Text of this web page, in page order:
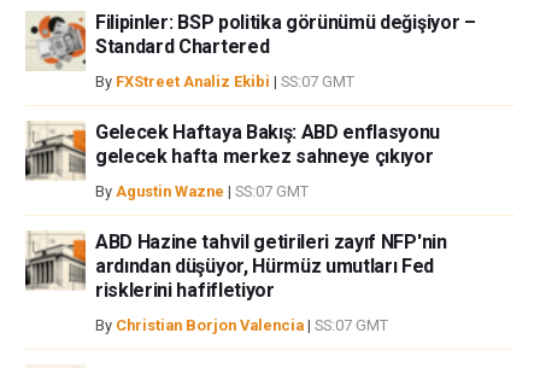
Filipinler: BSP politika görünümü değişiyor –
Standard Chartered
By FXStreet Analiz Ekibi | SS:07 GMT
Gelecek Haftaya Bakış: ABD enflasyonu
gelecek hafta merkez sahneye çıkıyor
By Agustin Wazne | SS:07 GMT
ABD Hazine tahvil getirileri zayıf NFP'nin
ardından düşüyor, Hürmüz umutları Fed
risklerini hafifletiyor
By Christian Borjon Valencia | SS:07 GMT